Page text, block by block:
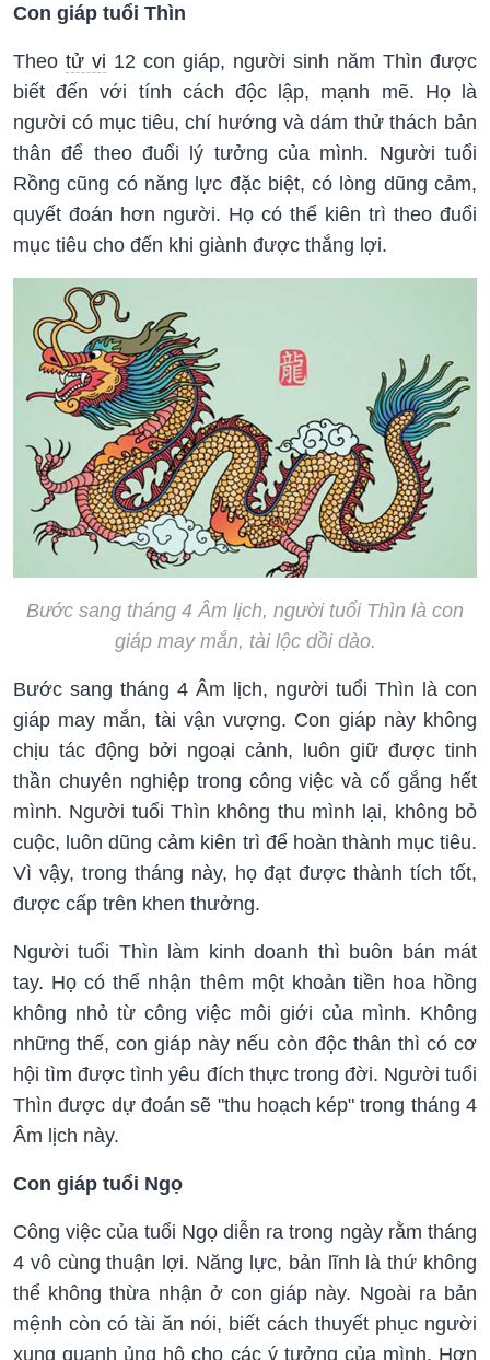
Con giáp tuổi Thìn
Theo tử vi 12 con giáp, người sinh năm Thìn được
biết đến với tính cách độc lập, mạnh mẽ. Họ là
người có mục tiêu, chí hướng và dám thử thách bản
thân để theo đuổi lý tưởng của mình. Người tuổi
Rồng cũng có năng lực đặc biệt, có lòng dũng cảm,
quyết đoán hơn người. Họ có thể kiên trì theo đuổi
mục tiêu cho đến khi giành được thắng lợi.
Bước sang tháng 4 Âm lịch, người tuổi Thìn là con
giáp may mắn, tài lộc dồi dào.
Bước sang tháng 4 Âm lịch, người tuổi Thìn là con
giáp may mắn, tài vận vượng. Con giáp này không
chịu tác động bởi ngoại cảnh, luôn giữ được tinh
thần chuyên nghiệp trong công việc và cố gắng hết
mình. Người tuổi Thìn không thu mình lại, không bỏ
cuộc, luôn dũng cảm kiên trì để hoàn thành mục tiêu.
Vì vậy, trong tháng này, họ đạt được thành tích tốt,
được cấp trên khen thưởng.
Người tuổi Thìn làm kinh doanh thì buôn bán mát
tay. Họ có thể nhận thêm một khoản tiền hoa hồng
không nhỏ từ công việc môi giới của mình. Không
những thế, con giáp này nếu còn độc thân thì có cơ
hội tìm được tình yêu đích thực trong đời. Người tuổi
Thìn được dự đoán sẽ "thu hoạch kép" trong tháng 4
Âm lịch này.
Con giáp tuổi Ngọ
Công việc của tuổi Ngọ diễn ra trong ngày rằm tháng
4 vô cùng thuận lợi. Năng lực, bản lĩnh là thứ không
thể không thừa nhận ở con giáp này. Ngoài ra bản
mệnh còn có tài ăn nói, biết cách thuyết phục người
xung quanh ủng hộ cho các ý tưởng của mình. Hơn